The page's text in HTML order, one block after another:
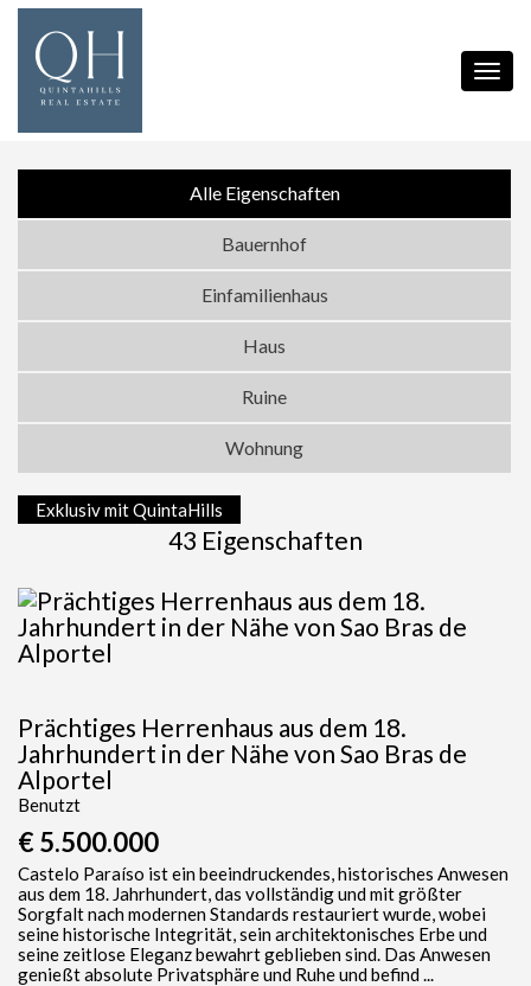
Alle Eigenschaften
Bauernhof
Einfamilienhaus
Haus
Ruine
Wohnung
43 Eigenschaften
Exklusiv mit QuintaHills
Prächtiges Herrenhaus aus dem 18.
Jahrhundert in der Nähe von Sao Bras de
Alportel
Benutzt
€ 5.500.000
Castelo Paraíso ist ein beeindruckendes, historisches Anwesen
aus dem 18. Jahrhundert, das vollständig und mit größter
Sorgfalt nach modernen Standards restauriert wurde, wobei
seine historische Integrität, sein architektonisches Erbe und
seine zeitlose Eleganz bewahrt geblieben sind. Das Anwesen
genießt absolute Privatsphäre und Ruhe und befind ...